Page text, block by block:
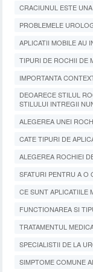
CRACIUNUL ESTE
PROBLEMELE
APLICATII MOBILE AU
TIPURI DE ROCHII DE
IMPORTANTA
DEOARECE STILUL
STILULUI INTREGII
ALEGEREA UNEI
CATE TIPURI DE
ALEGEREA ROCHIEI
SFATURI PENTRU A O
CE SUNT APLICATIILE
FUNCTIONAREA SI
TRATAMENTUL
SPECIALISTII DE LA
SIMPTOME COMUNE